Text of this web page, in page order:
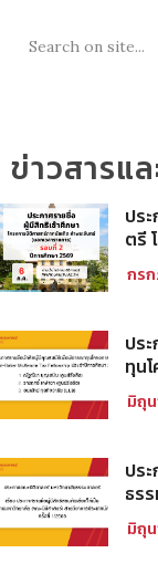
ข่าวสารแ
ปร
ตรี
ศึก
กร
ปร
ทุน
มิถุ
ปร
ธร
คัด
นิติ
มิถุ